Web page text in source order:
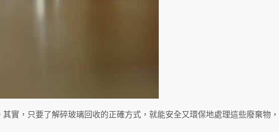
實，只要了解碎玻璃回收的正確方式，就能安全又環保地處理這些廢棄物，